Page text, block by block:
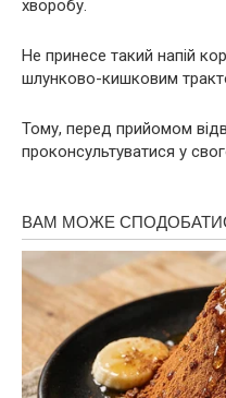
xвopoбу.
Не принесе такий напій
шлунково-кишковим
Тому, перед прийомом
проконсультуватися у